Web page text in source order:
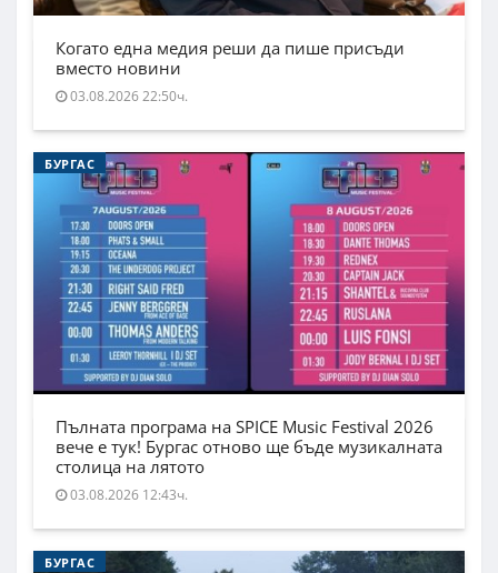
Когато една медия реши да пише присъди
вместо новини
03.08.2026 22:50ч.
БУРГАС
Пълната програма на SPICE Music Festival 2026
вече е тук! Бургас отново ще бъде музикалната
столица на лятото
03.08.2026 12:43ч.
БУРГАС